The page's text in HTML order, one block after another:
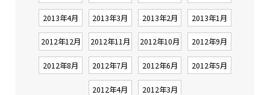
2013年4月 2013年3月 2013年2月 2013年1月
2012年12月 2012年11月 2012年10月 2012年9月
2012年8月 2012年7月 2012年6月 2012年5月
2012年4月 2012年3月